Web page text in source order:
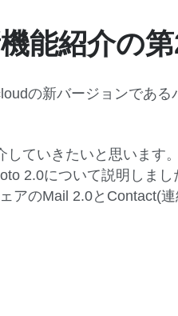
能紹介の
の新バージョンである
ていきたいと思います。
2.0について説明しまし
アのMail 2.0とContact(